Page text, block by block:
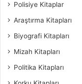
Polisiye Kitaplar
Araştırma Kitapları
Biyografi Kitapları
Mizah Kitapları
Politika Kitapları